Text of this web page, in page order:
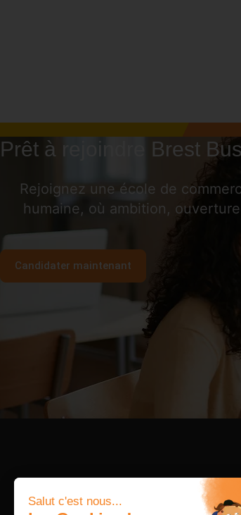
Salut c'est nous...
Prêt à rejoindre Brest
Rejoignez une école de
humaine, où ambition,
Candidater maintenant